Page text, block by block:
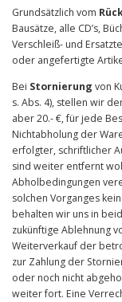
Grundsätzlich vom
Bausätze, alle CD’s,
Verschleiß- und
oder angefertigte
Bei Stornierung von
s. Abs. 4), stellen wir
aber 20.- €, für jede
Nichtabholung der
erfolgter, schriftlicher
sind weiter entfernt
Abholbedingungen
solchen Vorganges
behalten wir uns in
zukünftige Ablehnung
Weiterverkauf der
zur Zahlung der
oder noch nicht
weiter fort. Eine